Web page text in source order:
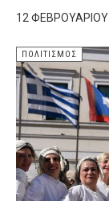
12 ΦΕΒΡΟΥΑΡΊΟΥ
ΠΟΛΙΤΙΣΜΌΣ